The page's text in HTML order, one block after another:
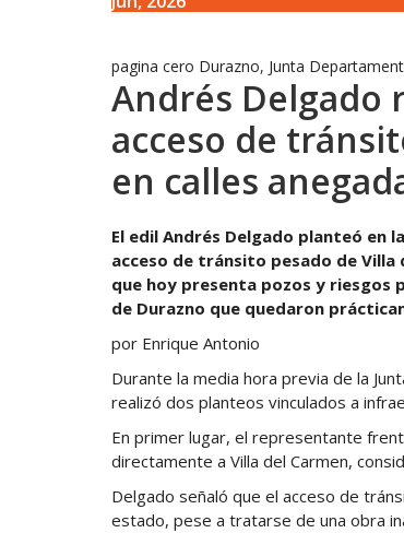
pagina cero Durazno, Junta
Andrés Delgado
acceso de
en calles
El edil Andrés Delgado planteó en
acceso de tránsito pesado de
que hoy presenta pozos y riesgos
de Durazno que quedaron
por Enrique Antonio
Durante la media hora previa de la
realizó dos planteos vinculados a
En primer lugar, el representante
directamente a Villa del Carmen,
Delgado señaló que el acceso de
estado, pese a tratarse de una obra